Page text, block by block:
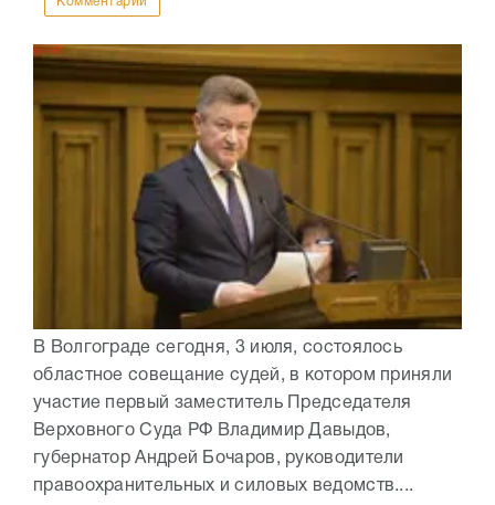
В Волгограде сегодня, 3 июля, состоялось
областное совещание судей, в котором приняли
участие первый заместитель Председателя
Верховного Суда РФ Владимир Давыдов,
губернатор Андрей Бочаров, руководители
правоохранительных и силовых ведомств....